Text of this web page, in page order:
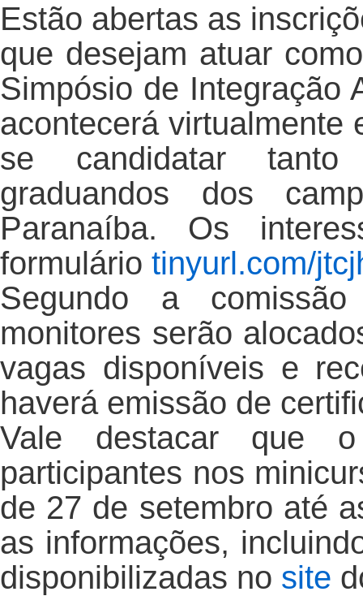
Estão abertas as
que desejam atuar
Simpósio de Integração
acontecerá virtualmente
se candidatar tanto
graduandos dos
Paranaíba. Os
formulário tinyurl.com/
Segundo a
monitores serão
vagas disponíveis e
haverá emissão de
Vale destacar que
participantes nos
de 27 de setembro até
as informações,
disponibilizadas no site